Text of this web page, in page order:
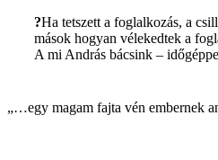
?Ha tetszett a foglalkozás, a
mások hogyan vélekedtek a
A mi András bácsink –
„…egy magam fajta vén embernek